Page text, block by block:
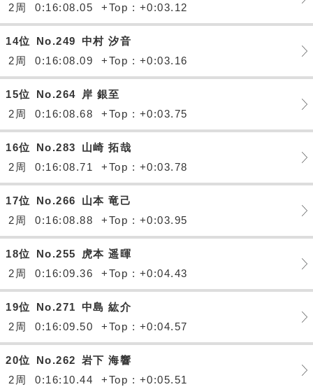
2周
0:16:08.05 +Top : +0:03.12
14位 No.249 中村 汐音
2周
0:16:08.09 +Top : +0:03.16
15位 No.264
岸 銀至
2周
0:16:08.68 +Top : +0:03.75
16位 No.283
山崎 拓哉
2周
0:16:08.71 +Top : +0:03.78
17位 No.266
山本 竜己
2周
0:16:08.88 +Top : +0:03.95
18位 No.255
虎本 遥暉
2周
0:16:09.36 +Top : +0:04.43
19位 No.271 中島 紘介
2周
0:16:09.50 +Top : +0:04.57
20位 No.262 岩下 海響
2周
0:16:10.44 +Top : +0:05.51